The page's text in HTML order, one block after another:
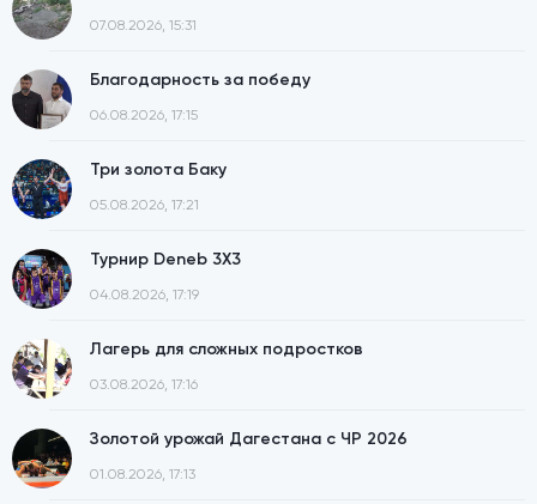
07.08.2026, 15:31
Благодарность за победу
06.08.2026, 17:15
Три золота Баку
05.08.2026, 17:21
Турнир Deneb 3X3
04.08.2026, 17:19
Лагерь для сложных подростков
03.08.2026, 17:16
Золотой урожай Дагестана с ЧР 2026
01.08.2026, 17:13